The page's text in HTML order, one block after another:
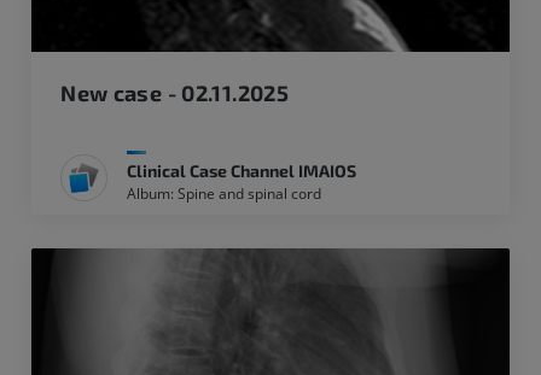
New case - 02.11.2025
Clinical Case Channel IMAIOS
Album: Spine and spinal cord